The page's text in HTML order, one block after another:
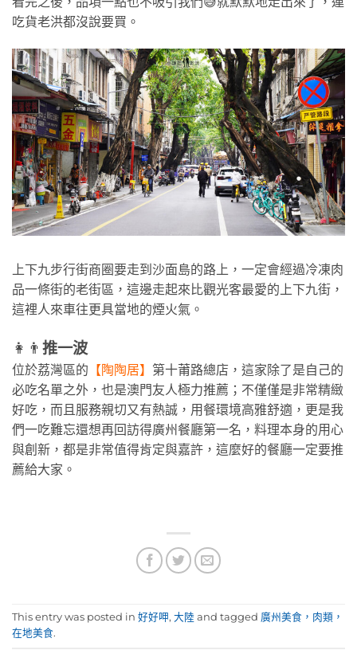
吃貨老洪都沒說要買。
上下九步行街商圈要走到沙面島的路上，一定會經過冷凍肉
品一條街的老街區，這邊走起來比觀光客最愛的上下九街，
這裡人來車往更具當地的煙火氣。
👩👨 推一波
位於荔灣區的 【陶陶居】 第十莆路總店，這家除了是自己的
必吃名單之外，也是澳門友人極力推薦；不僅僅是非常精緻
好吃，而且服務親切又有熱誠，用餐環境高雅舒適，更是我
們一吃難忘還想再回訪得廣州餐廳第一名，料理本身的用心
與創新，都是非常值得肯定與嘉許，這麼好的餐廳一定要推
薦給大家。
This entry was posted in 好好呷, 大陸 and tagged 廣州美食，肉類，
在地美食.